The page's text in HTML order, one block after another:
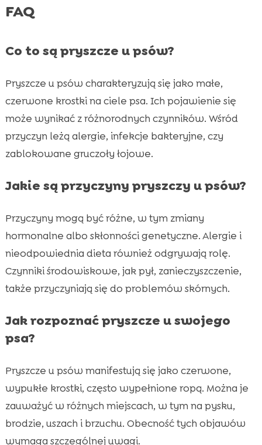
FAQ
Co to są pryszcze u psów?
Pryszcze u psów charakteryzują się jako małe,
czerwone krostki na ciele psa. Ich pojawienie się
może wynikać z różnorodnych czynników. Wśród
przyczyn leżą alergie, infekcje bakteryjne, czy
zablokowane gruczoły łojowe.
Jakie są przyczyny pryszczy u psów?
Przyczyny mogą być różne, w tym zmiany
hormonalne albo skłonności genetyczne. Alergie i
nieodpowiednia dieta również odgrywają rolę.
Czynniki środowiskowe, jak pył, zanieczyszczenie,
także przyczyniają się do problemów skórnych.
Jak rozpoznać pryszcze u swojego
psa?
Pryszcze u psów manifestują się jako czerwone,
wypukłe krostki, często wypełnione ropą. Można je
zauważyć w różnych miejscach, w tym na pysku,
brodzie, uszach i brzuchu. Obecność tych objawów
wymaga szczególnej uwagi.